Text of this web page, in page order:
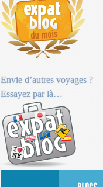
Envie d’autres voyages ?
Essayez par là…